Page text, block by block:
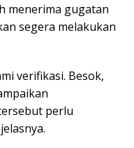
menerima gugatan
segera melakukan
verifikasi. Besok,
perlu